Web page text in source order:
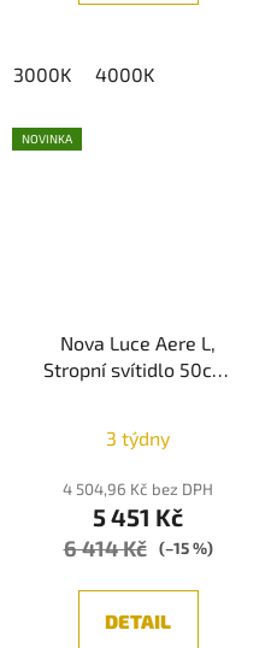
3000K 4000K
NOVINKA
Nova Luce Aere L,
Stropní svítidlo 50cm,
hodnocení
produktu
je
4,0
5
3 týdny
4 504,96 Kč bez DPH
5 451 Kč
6 414 Kč (–15 %)
DETAIL